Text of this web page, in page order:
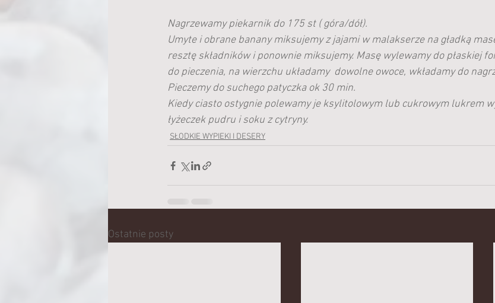
Nagrzewamy piekarnik do 175 st ( góra/dół).
Umyte i obrane banany miksujemy z jajami w malakserze na gładką
resztę składników i ponownie miksujemy. Masę wylewamy do płaskiej
do pieczenia, na wierzchu układamy  dowolne owoce, wkładamy do
Pieczemy do suchego patyczka ok 30 min.
Kiedy ciasto ostygnie polewamy je ksylitolowym lub cukrowym lukrem
łyżeczek pudru i soku z cytryny.
SŁODKIE WYPIEKI I DESERY
Ostatnie posty